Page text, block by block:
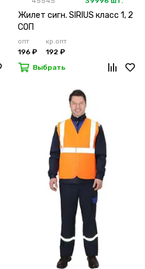
Жилет сигн. SIRIUS класс 1, 2
СОП
опт
196 ₽
кр.опт
192 ₽
Выбрать